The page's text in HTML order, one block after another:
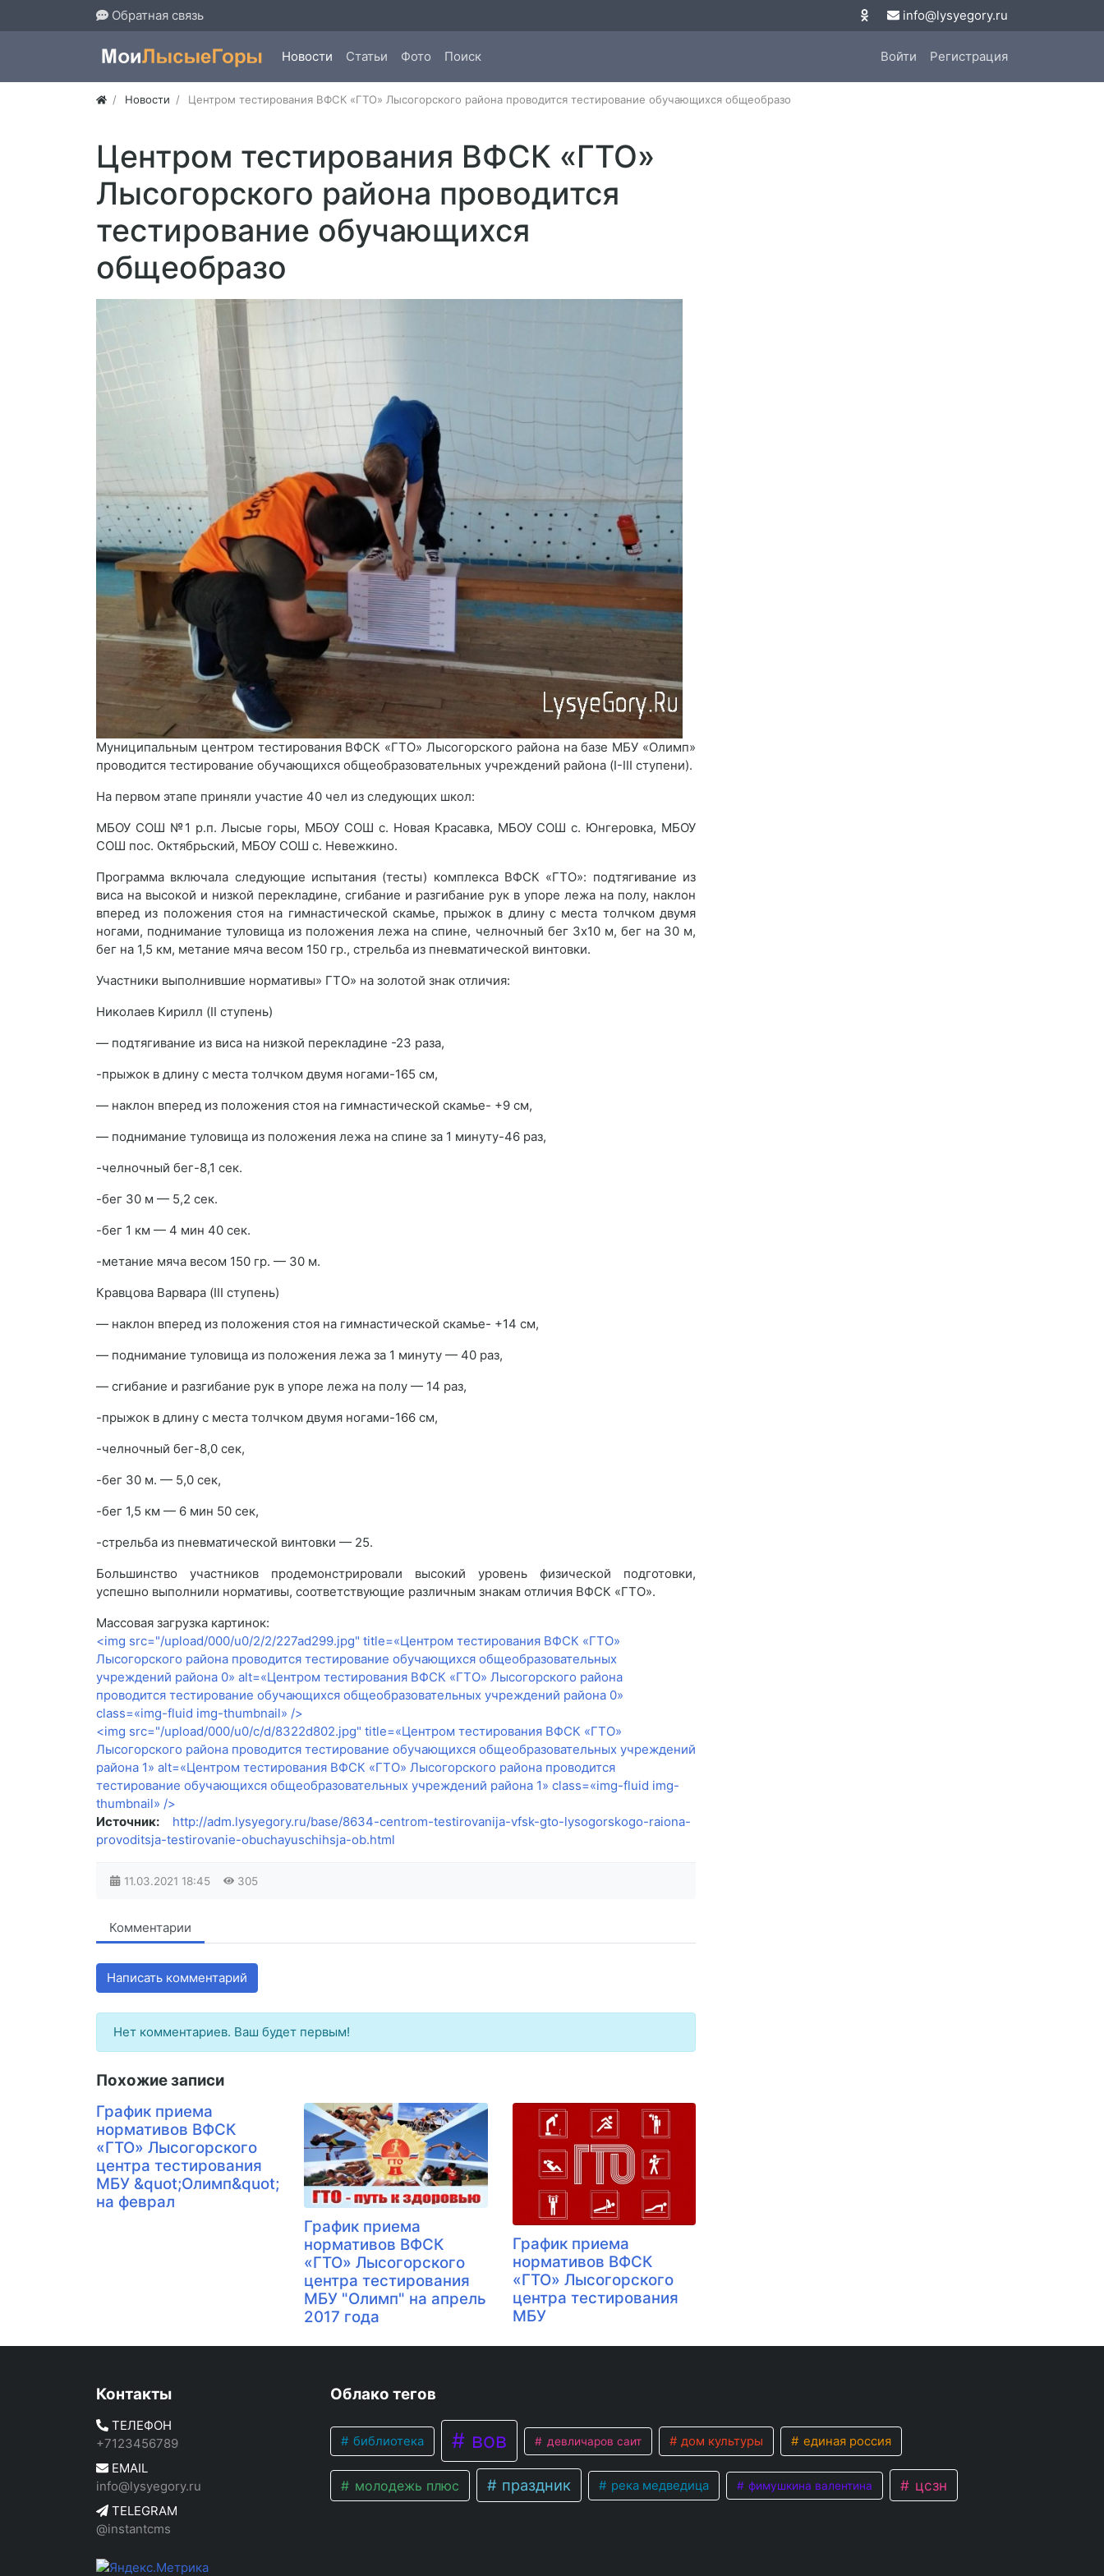
Обратная связь info@lysyegory.ru
Новости Статьи Фото Поиск Войти Регистрация
Новости Центром тестирования ВФСК «ГТО» Лысогорского района проводится тестирование обучающихся общеобразо
Центром тестирования ВФСК «ГТО»
Лысогорского района проводится
тестирование обучающихся
общеобразо
Муниципальным центром тестирования ВФСК «ГТО» Лысогорского района на базе МБУ «Олимп»
проводится тестирование обучающихся общеобразовательных учреждений района (I-III ступени).
На первом этапе приняли участие 40 чел из следующих школ:
МБОУ СОШ №1 р.п. Лысые горы, МБОУ СОШ с. Новая Красавка, МБОУ СОШ с. Юнгеровка, МБОУ
СОШ пос. Октябрьский, МБОУ СОШ с. Невежкино.
Программа включала следующие испытания (тесты) комплекса ВФСК «ГТО»: подтягивание из
виса на высокой и низкой перекладине, сгибание и разгибание рук в упоре лежа на полу, наклон
вперед из положения стоя на гимнастической скамье, прыжок в длину с места толчком двумя
ногами, поднимание туловища из положения лежа на спине, челночный бег 3х10 м, бег на 30 м,
бег на 1,5 км, метание мяча весом 150 гр., стрельба из пневматической винтовки.
Участники выполнившие нормативы» ГТО» на золотой знак отличия:
Николаев Кирилл (II ступень)
— подтягивание из виса на низкой перекладине -23 раза,
-прыжок в длину с места толчком двумя ногами-165 см,
— наклон вперед из положения стоя на гимнастической скамье- +9 см,
— поднимание туловища из положения лежа на спине за 1 минуту-46 раз,
-челночный бег-8,1 сек.
-бег 30 м — 5,2 сек.
-бег 1 км — 4 мин 40 сек.
-метание мяча весом 150 гр. — 30 м.
Кравцова Варвара (III ступень)
— наклон вперед из положения стоя на гимнастической скамье- +14 см,
— поднимание туловища из положения лежа за 1 минуту — 40 раз,
— сгибание и разгибание рук в упоре лежа на полу — 14 раз,
-прыжок в длину с места толчком двумя ногами-166 см,
-челночный бег-8,0 сек,
-бег 30 м. — 5,0 сек,
-бег 1,5 км — 6 мин 50 сек,
-стрельба из пневматической винтовки — 25.
Большинство участников продемонстрировали высокий уровень физической подготовки,
успешно выполнили нормативы, соответствующие различным знакам отличия ВФСК «ГТО».
Массовая загрузка картинок:
<img src="/upload/000/u0/2/2/227ad299.jpg" title=«Центром тестирования ВФСК «ГТО»
Лысогорского района проводится тестирование обучающихся общеобразовательных
учреждений района 0» alt=«Центром тестирования ВФСК «ГТО» Лысогорского района
проводится тестирование обучающихся общеобразовательных учреждений района 0»
class=«img-fluid img-thumbnail» />
<img src="/upload/000/u0/c/d/8322d802.jpg" title=«Центром тестирования ВФСК «ГТО»
Лысогорского района проводится тестирование обучающихся общеобразовательных учреждений
района 1» alt=«Центром тестирования ВФСК «ГТО» Лысогорского района проводится
тестирование обучающихся общеобразовательных учреждений района 1» class=«img-fluid img-
thumbnail» />
Источник:
http://adm.lysyegory.ru/base/8634-centrom-testirovanija-vfsk-gto-lysogorskogo-raiona-
provoditsja-testirovanie-obuchayuschihsja-ob.html
11.03.2021 18:45 305
Комментарии
Написать комментарий
Нет комментариев. Ваш будет первым!
Похожие записи
График приема
нормативов ВФСК
«ГТО» Лысогорского
центра тестирования
МБУ &quot;Олимп&quot;
на феврал
График приема
нормативов ВФСК
«ГТО» Лысогорского
центра тестирования
МБУ "Олимп" на апрель
2017 года
График приема
нормативов ВФСК
«ГТО» Лысогорского
центра тестирования
МБУ
Контакты
ТЕЛЕФОН
+7123456789
EMAIL
info@lysyegory.ru
TELEGRAM
@instantcms
Облако тегов
библиотека вов девличаров саит дом культуры единая россия
молодежь плюс праздник река медведица фимушкина валентина цсзн